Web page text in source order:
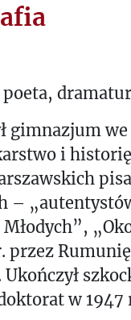
gimnazjum
i historię
–
przez
w